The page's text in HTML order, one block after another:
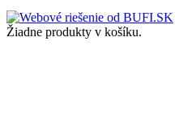
Žiadne produkty v košíku.